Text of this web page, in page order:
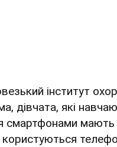
інститут
дівчата, які
мають
користуються